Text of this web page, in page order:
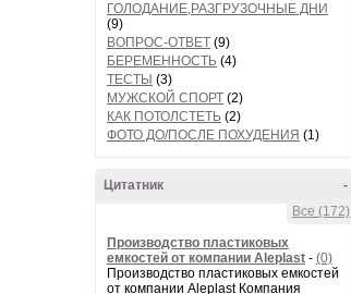
ГОЛОДАНИЕ,РАЗГРУЗОЧНЫЕ ДНИ
(9)
ВОПРОС-ОТВЕТ (9)
БЕРЕМЕННОСТЬ (4)
ТЕСТЫ (3)
МУЖСКОЙ СПОРТ (2)
КАК ПОТОЛСТЕТЬ (2)
ФОТО ДО/ПОСЛЕ ПОХУДЕНИЯ (1)
-
Цитатник
Все (172)
Производство пластиковых
емкостей от компании Aleplast - (0)
Производство пластиковых емкостей
от компании Aleplast Компания